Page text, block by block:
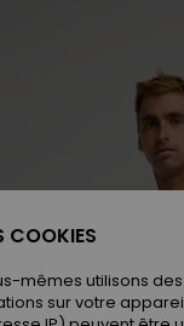
COOKIES
mêmes utilisons
sur votre